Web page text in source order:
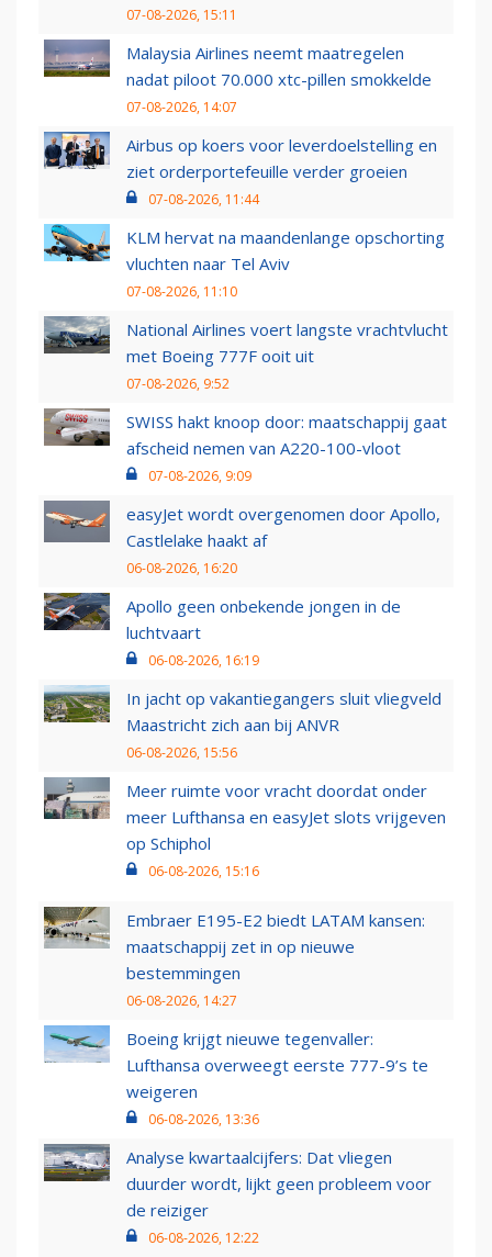
07-08-2026, 15:11
Malaysia Airlines neemt maatregelen
nadat piloot 70.000 xtc-pillen smokkelde
07-08-2026, 14:07
Airbus op koers voor leverdoelstelling en
ziet orderportefeuille verder groeien
07-08-2026, 11:44
KLM hervat na maandenlange opschorting
vluchten naar Tel Aviv
07-08-2026, 11:10
National Airlines voert langste vrachtvlucht
met Boeing 777F ooit uit
07-08-2026, 9:52
SWISS hakt knoop door: maatschappij gaat
afscheid nemen van A220-100-vloot
07-08-2026, 9:09
easyJet wordt overgenomen door Apollo,
Castlelake haakt af
06-08-2026, 16:20
Apollo geen onbekende jongen in de
luchtvaart
06-08-2026, 16:19
In jacht op vakantiegangers sluit vliegveld
Maastricht zich aan bij ANVR
06-08-2026, 15:56
Meer ruimte voor vracht doordat onder
meer Lufthansa en easyJet slots vrijgeven
op Schiphol
06-08-2026, 15:16
Embraer E195-E2 biedt LATAM kansen:
maatschappij zet in op nieuwe
bestemmingen
06-08-2026, 14:27
Boeing krijgt nieuwe tegenvaller:
Lufthansa overweegt eerste 777-9’s te
weigeren
06-08-2026, 13:36
Analyse kwartaalcijfers: Dat vliegen
duurder wordt, lijkt geen probleem voor
de reiziger
06-08-2026, 12:22